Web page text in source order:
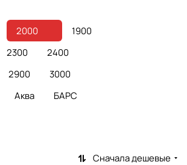
1900
2000
2300
2400
2900
3000
Аква
БАРС
Сначала дешевые